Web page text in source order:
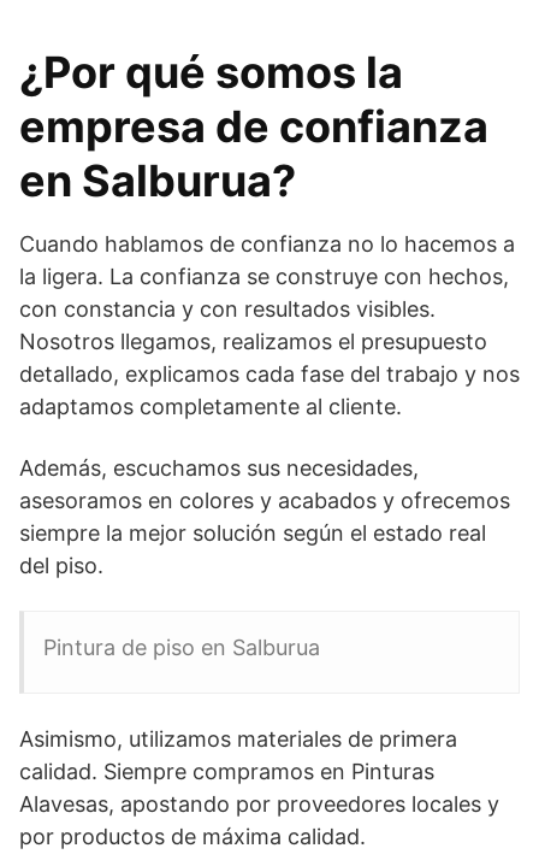
¿Por qué somos la
empresa de confianza
en Salburua?
Cuando hablamos de confianza no lo hacemos a
la ligera. La confianza se construye con hechos,
con constancia y con resultados visibles.
Nosotros llegamos, realizamos el presupuesto
detallado, explicamos cada fase del trabajo y nos
adaptamos completamente al cliente.
Además, escuchamos sus necesidades,
asesoramos en colores y acabados y ofrecemos
siempre la mejor solución según el estado real
del piso.
Pintura de piso en Salburua
Asimismo, utilizamos materiales de primera
calidad. Siempre compramos en Pinturas
Alavesas, apostando por proveedores locales y
por productos de máxima calidad.